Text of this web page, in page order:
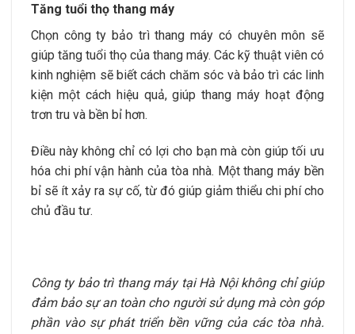
Tăng tuổi thọ thang máy
Chọn công ty bảo trì thang máy có chuyên môn sẽ
giúp tăng tuổi thọ của thang máy. Các kỹ thuật viên có
kinh nghiệm sẽ biết cách chăm sóc và bảo trì các linh
kiện một cách hiệu quả, giúp thang máy hoạt động
trơn tru và bền bỉ hơn.
Điều này không chỉ có lợi cho bạn mà còn giúp tối ưu
hóa chi phí vận hành của tòa nhà. Một thang máy bền
bỉ sẽ ít xảy ra sự cố, từ đó giúp giảm thiểu chi phí cho
chủ đầu tư.
Công ty bảo trì thang máy tại Hà Nội không chỉ giúp
đảm bảo sự an toàn cho người sử dụng mà còn góp
phần vào sự phát triển bền vững của các tòa nhà.